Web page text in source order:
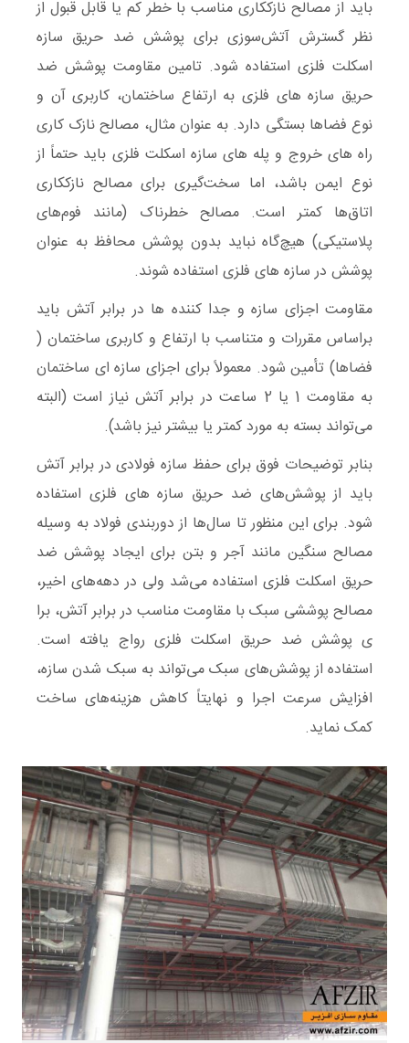
باید از مصالح نازککاری مناسب با خطر کم یا قابل قبول از
نظر گسترش آتش‌سوزی برای پوشش ضد حریق سازه
اسکلت فلزی استفاده شود. تامین مقاومت پوشش ضد
حریق سازه های فلزی به ارتفاع ساختمان، کاربری آن و
نوع فضاها بستگی دارد. به عنوان مثال، مصالح نازک کاری
راه‌ های خروج و پله‌ های سازه اسکلت فلزی باید حتماً از
نوع ایمن باشد، اما سخت‌گیری برای مصالح نازککاری
اتاق‌ها کمتر است. مصالح خطرناک (مانند فوم‌های
پلاستیکی) هیچ‌گاه نباید بدون پوشش محافظ به عنوان
پوشش در سازه های فلزی استفاده شوند.
مقاومت اجزای سازه‌ و جدا کننده‌ ها در برابر آتش باید
براساس مقررات و متناسب با ارتفاع و کاربری ساختمان (
فضاها) تأمین شود. معمولاً برای اجزای سازه ‌ای ساختمان
به مقاومت 1 یا 2 ساعت در برابر آتش نیاز است (البته
می‌تواند بسته به مورد کمتر یا بیشتر نیز باشد).
بنابر توضیحات فوق برای حفظ سازه فولادی در برابر آتش
باید از پوشش‌های ضد حریق سازه های فلزی استفاده
شود. برای این منظور تا سال‌ها از دوربندی فولاد به وسیله
مصالح سنگین مانند آجر و بتن برای ایجاد پوشش ضد
حریق اسکلت فلزی استفاده می‌شد ولی در دهه‌های اخیر،
مصالح پوششی سبک با مقاومت مناسب در برابر آتش، برا
ی پوشش ضد حریق اسکلت فلزی ‌رواج یافته است.
استفاده از پوشش‌های سبک می‌تواند به سبک شدن سازه،
افزایش سرعت اجرا و نهایتاً کاهش هزینه‌های ساخت
کمک نماید.